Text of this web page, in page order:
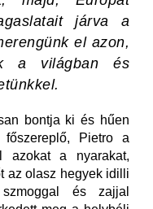
járva a
el azon,
a világban és
bontja ki és hűen
Pietro a
azokat a nyarakat,
az olasz hegyek idilli
és zajjal